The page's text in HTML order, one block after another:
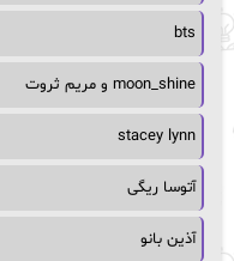
bts
moon_shine و مریم ثروت
stacey lynn
آتوسا ریگی
آذین بانو